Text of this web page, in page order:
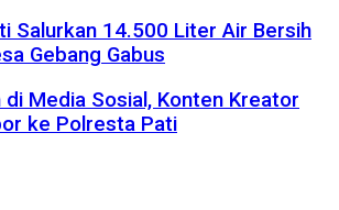
Salurkan 14.500 Liter Air Bersih
Gebang Gabus
Media Sosial, Konten Kreator
ke Polresta Pati